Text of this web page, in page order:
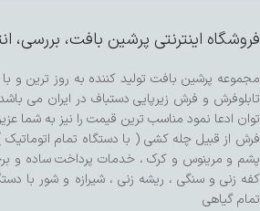
فروشگاه اینترنتی پرشین بافت، بررسی،
مجموعه پرشین بافت تولید کننده به روز ترین و
تابلوفرش و فرش زیرپایی دستباف در ایران می
توان ادعا نمود مناسب ترین قیمت را نیز به شما
فرش از قبیل چله کشی ( با دستگاه تمام اتوماتیک )
پشم و مرینوس و کرک ، خدمات پرداخت ساده و
کفه زنی و سنگی ، ریشه زنی ، شیرازه و شور با
تمام گیاهی